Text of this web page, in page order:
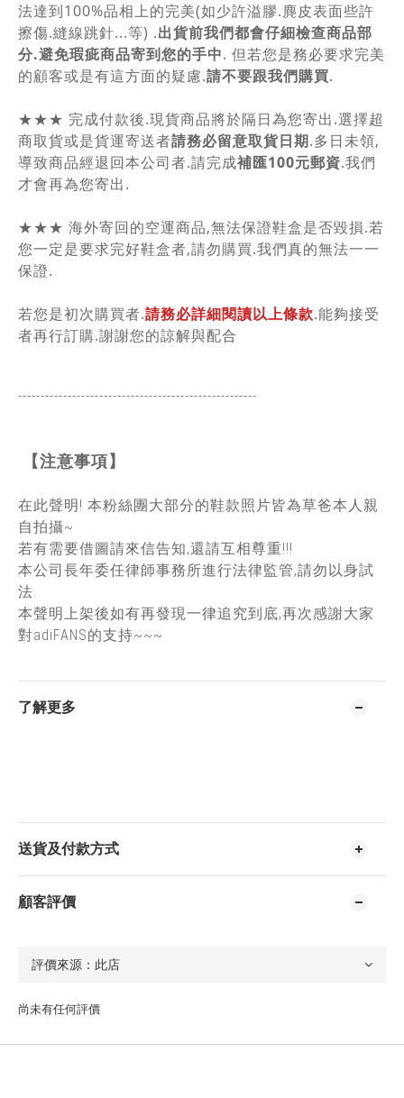
法達到100%品相上的完美(如少許溢膠.麂皮表面些許
擦傷.縫線跳針...等) .出貨前我們都會仔細檢查商品部
分.避免瑕疵商品寄到您的手中. 但若您是務必要求完美
的顧客或是有這方面的疑慮.請不要跟我們購買.
★★★ 完成付款後.現貨商品將於隔日為您寄出.選擇超
商取貨或是貨運寄送者請務必留意取貨日期.多日未領,
導致商品經退回本公司者.請完成補匯100元郵資.我們
才會再為您寄出.
★★★ 海外寄回的空運商品,無法保證鞋盒是否毀損.若
您一定是要求完好鞋盒者,請勿購買.我們真的無法一一
保證.
若您是初次購買者.請務必詳細閱讀以上條款.能夠接受
者再行訂購.謝謝您的諒解與配合
-----------------------------------------------------
【注意事項】
在此聲明! 本粉絲團大部分的鞋款照片皆為草爸本人親
自拍攝~
若有需要借圖請來信告知,還請互相尊重!!!
本公司長年委任律師事務所進行法律監管,請勿以身試
法.
本聲明上架後如有再發現一律追究到底,再次感謝大家
對adiFANS的支持~~~
了解更多
送貨及付款方式
顧客評價
尚未有任何評價